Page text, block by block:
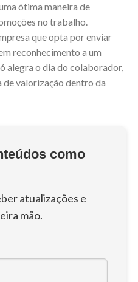
ótima maneira de
no trabalho.
que opta por enviar
reconhecimento a um
alegra o dia do colaborador,
valorização dentro da
como
atualizações e
mão.